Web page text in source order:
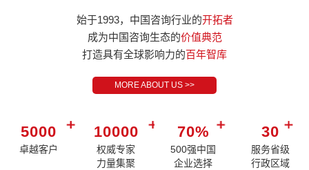
始于1993，中国咨询行业的开拓者
成为中国咨询生态的价值典范
打造具有全球影响力的百年智库
MORE ABOUT US >>
5000
卓越客户
10000
权威专家
力量集聚
70%
500强中国
企业选择
30
服务省级
行政区域